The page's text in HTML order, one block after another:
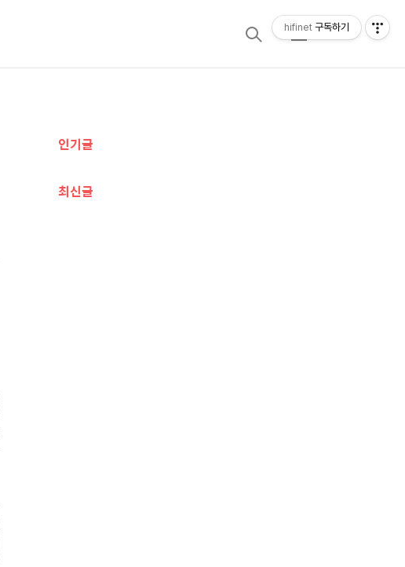
검
메
추
정
인기글
최신글
hifinet 구독하기